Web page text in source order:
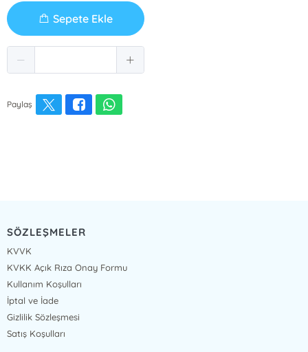
Sepete Ekle
Paylaş
SÖZLEŞMELER
KVVK
KVKK Açık Rıza Onay Formu
Kullanım Koşulları
İptal ve İade
Gizlilik Sözleşmesi
Satış Koşulları